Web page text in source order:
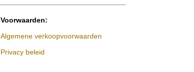
Voorwaarden:
Algemene verkoopvoorwaarden
Privacy beleid